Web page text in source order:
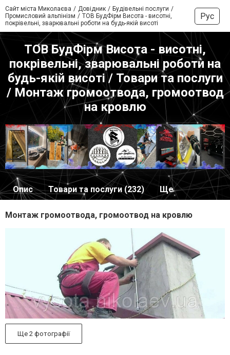
Сайт міста Миколаєва Довідник
Будівельні послуги
Промисловий альпінізм
ТОВ БудФірм Висота - висотні,
покрівельні, зварювальні роботи на будь-якій висоті
Рус
ТОВ БудФірм Висота - висотні,
покрівельні, зварювальні роботи на
будь-якій висоті / Товари та послуги
/ Монтаж громоотвода, громоотвод
на кровлю
Опис Товари та послуги (232) Ще
Монтаж громоотвода, громоотвод на кровлю
Ще 2 фотографії